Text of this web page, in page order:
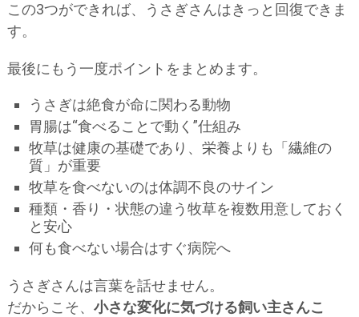
この3つができれば、うさぎさんはきっと回復できま
す。
最後にもう一度ポイントをまとめます。
うさぎは絶食が命に関わる動物
胃腸は“食べることで動く”仕組み
牧草は健康の基礎であり、栄養よりも「繊維の
質」が重要
牧草を食べないのは体調不良のサイン
種類・香り・状態の違う牧草を複数用意しておく
と安心
何も食べない場合はすぐ病院へ
うさぎさんは言葉を話せません。
だからこそ、 小さな変化に気づける飼い主さんこ